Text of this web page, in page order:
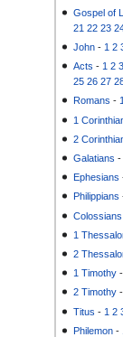
Gospel of
21 22 23
John - 1 2
Acts - 1 2
25 26 27
Romans -
1
2
Galatians
Ephesians
Philippians
Colossians
1
2
1 Timothy
2 Timothy
Titus - 1 2
Philemon -